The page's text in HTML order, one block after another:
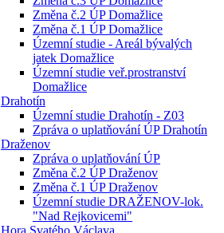
Změna č.2 ÚP Domažlice
Změna č.1 ÚP Domažlice
Územní studie - Areál bývalých
jatek Domažlice
Územní studie veř.prostranství
Domažlice
Drahotín
Územní studie Drahotín - Z03
Zpráva o uplatňování ÚP Drahotín
Draženov
Zpráva o uplatňování ÚP
Změna č.2 ÚP Draženov
Změna č.1 ÚP Draženov
Územní studie DRAŽENOV-lok.
"Nad Rejkovicemi"
Hora Svatého Václava